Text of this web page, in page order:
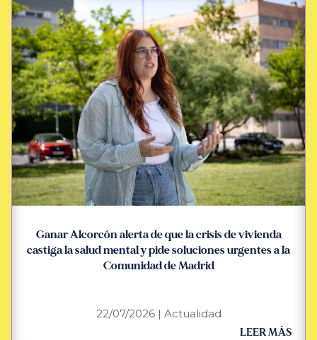
Ganar Alcorcón alerta de que la crisis de vivienda
castiga la salud mental y pide soluciones urgentes a la
Comunidad de Madrid
22/07/2026| Actualidad
LEER MÁS